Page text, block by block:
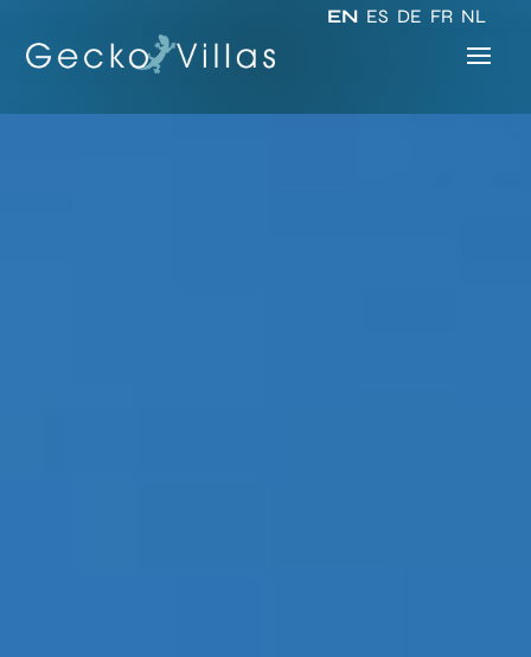
EN ES DE FR NL